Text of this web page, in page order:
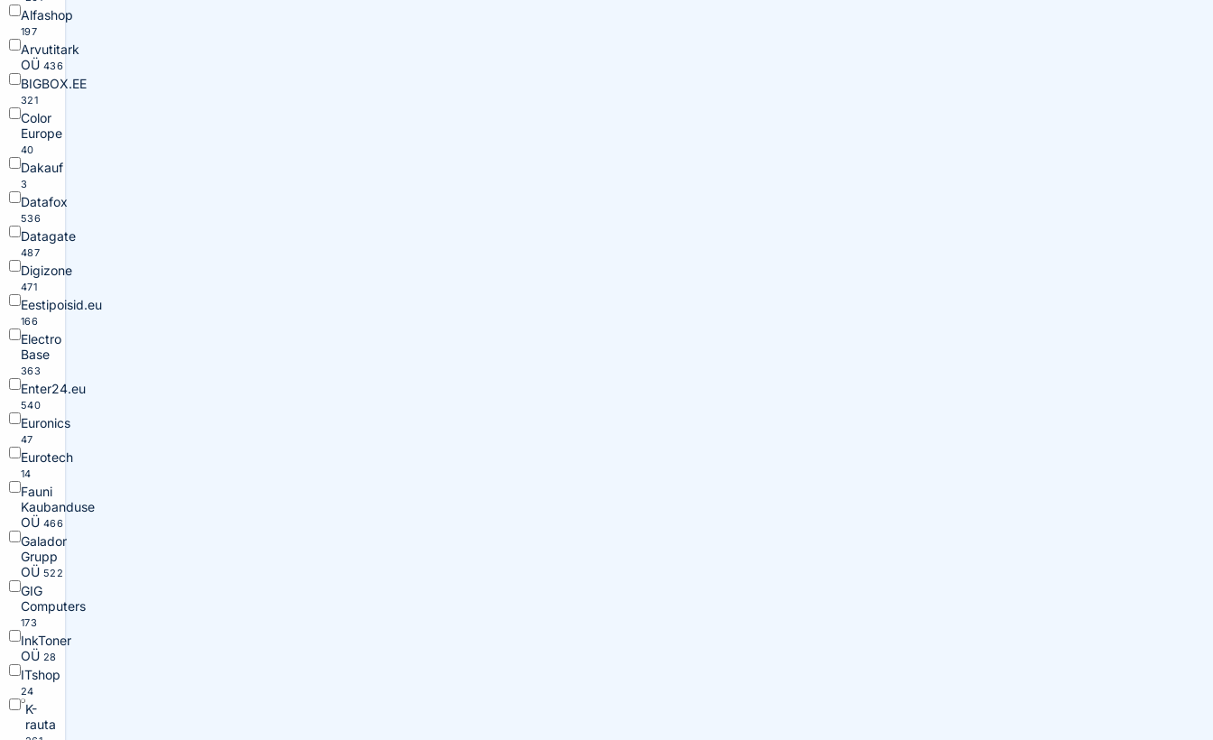
Alfashop
197
Arvutitark
OÜ 436
BIGBOX.EE
321
Color
Europe
40
Dakauf
3
Datafox
536
Datagate
487
Digizone
471
Eestipoisid.eu
166
Electro
Base
363
Enter24.eu
540
Euronics
47
Eurotech
14
Fauni
Kaubanduse
OÜ 466
Galador
Grupp
OÜ 522
GIG
Computers
173
InkToner
OÜ 28
ITshop
24
K-
rauta